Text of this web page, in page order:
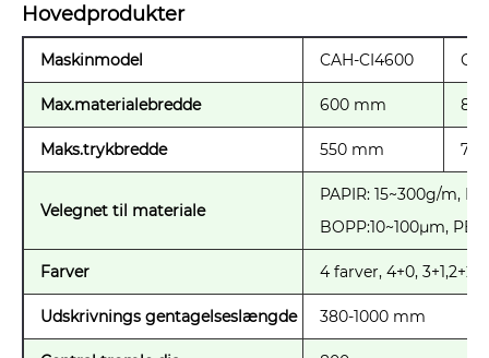
Hovedprodukter
Maskinmodel CAH-CI4600
Max.materialebredde 600 mm
Maks.trykbredde 550 mm
Velegnet til materiale
PAPIR: 15~300g/m,
BOPP:10~100μm,
Farver 4 farver, 4+0, 3+1,2+2
Udskrivnings gentagelseslængde 380-1000 mm